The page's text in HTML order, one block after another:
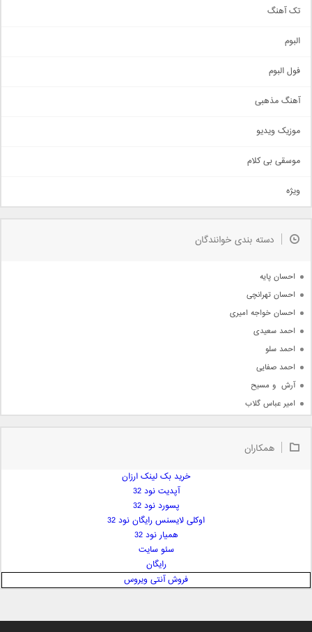
تک آهنگ
اجتماعی
حماسی
سنتی
اهنگ بندرعباسی
دمو
مذهبی
جدیدترین ها
البوم
فول البوم
آهنگ مذهبی
موزیک ویدیو
موسقی بی کلام
ویژه
دسته بندی خوانندگان
احسان پایه
احسان تهرانچی
احسان خواجه امیری
احمد سعیدی
احمد سلو
احمد صفایی
آرش  و مسیح
امیر عباس گلاب
امیر علی
ایمان غلامی
بابک جهانبخش
همکاران
خرید بک لینک ارزان
آپدیت نود 32
پسورد نود 32
اوکلی لایسنس رایگان نود 32
همیار نود 32
سئو سایت
رایگان
فروش آنتی ویروس